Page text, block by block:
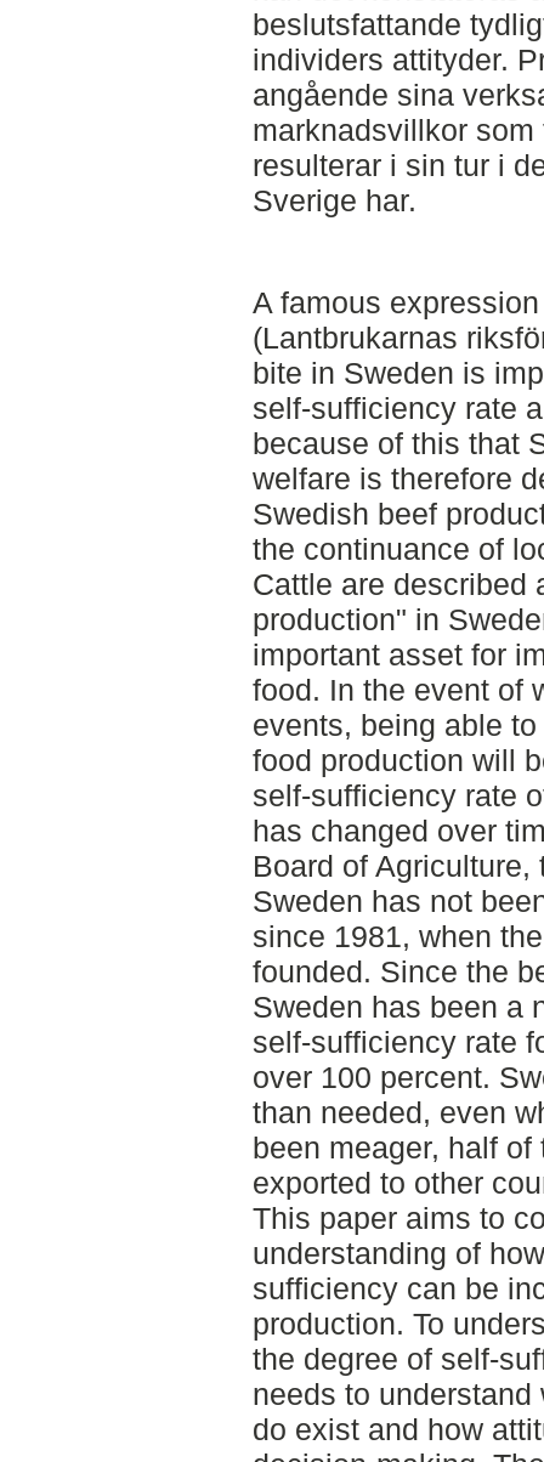
beslutsfattande
individers attityder.
angående sina
marknadsvillkor
resulterar i sin tur i
Sverige har.
A famous
(Lantbrukarnas
bite in Sweden is
self-sufficiency rate
because of this that
welfare is therefore
Swedish beef
the continuance of
Cattle are described
production" in
important asset for
food. In the event of
events, being able
food production will
self-sufficiency rate
has changed over
Board of
Sweden has not
since 1981, when
founded. Since the
Sweden has been a
self-sufficiency rate
over 100 percent.
than needed, even
been meager, half
exported to other
This paper aims to
understanding of
sufficiency can be
production. To
the degree of self-
needs to
do exist and how